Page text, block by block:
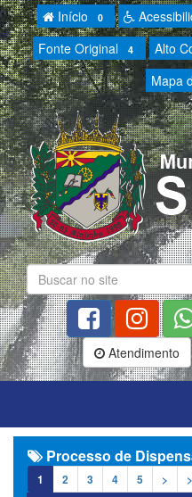
Início 0
Fonte Original 4 Alto
Mapa
Atendimento
Processo de
1 2 3 4 5 >